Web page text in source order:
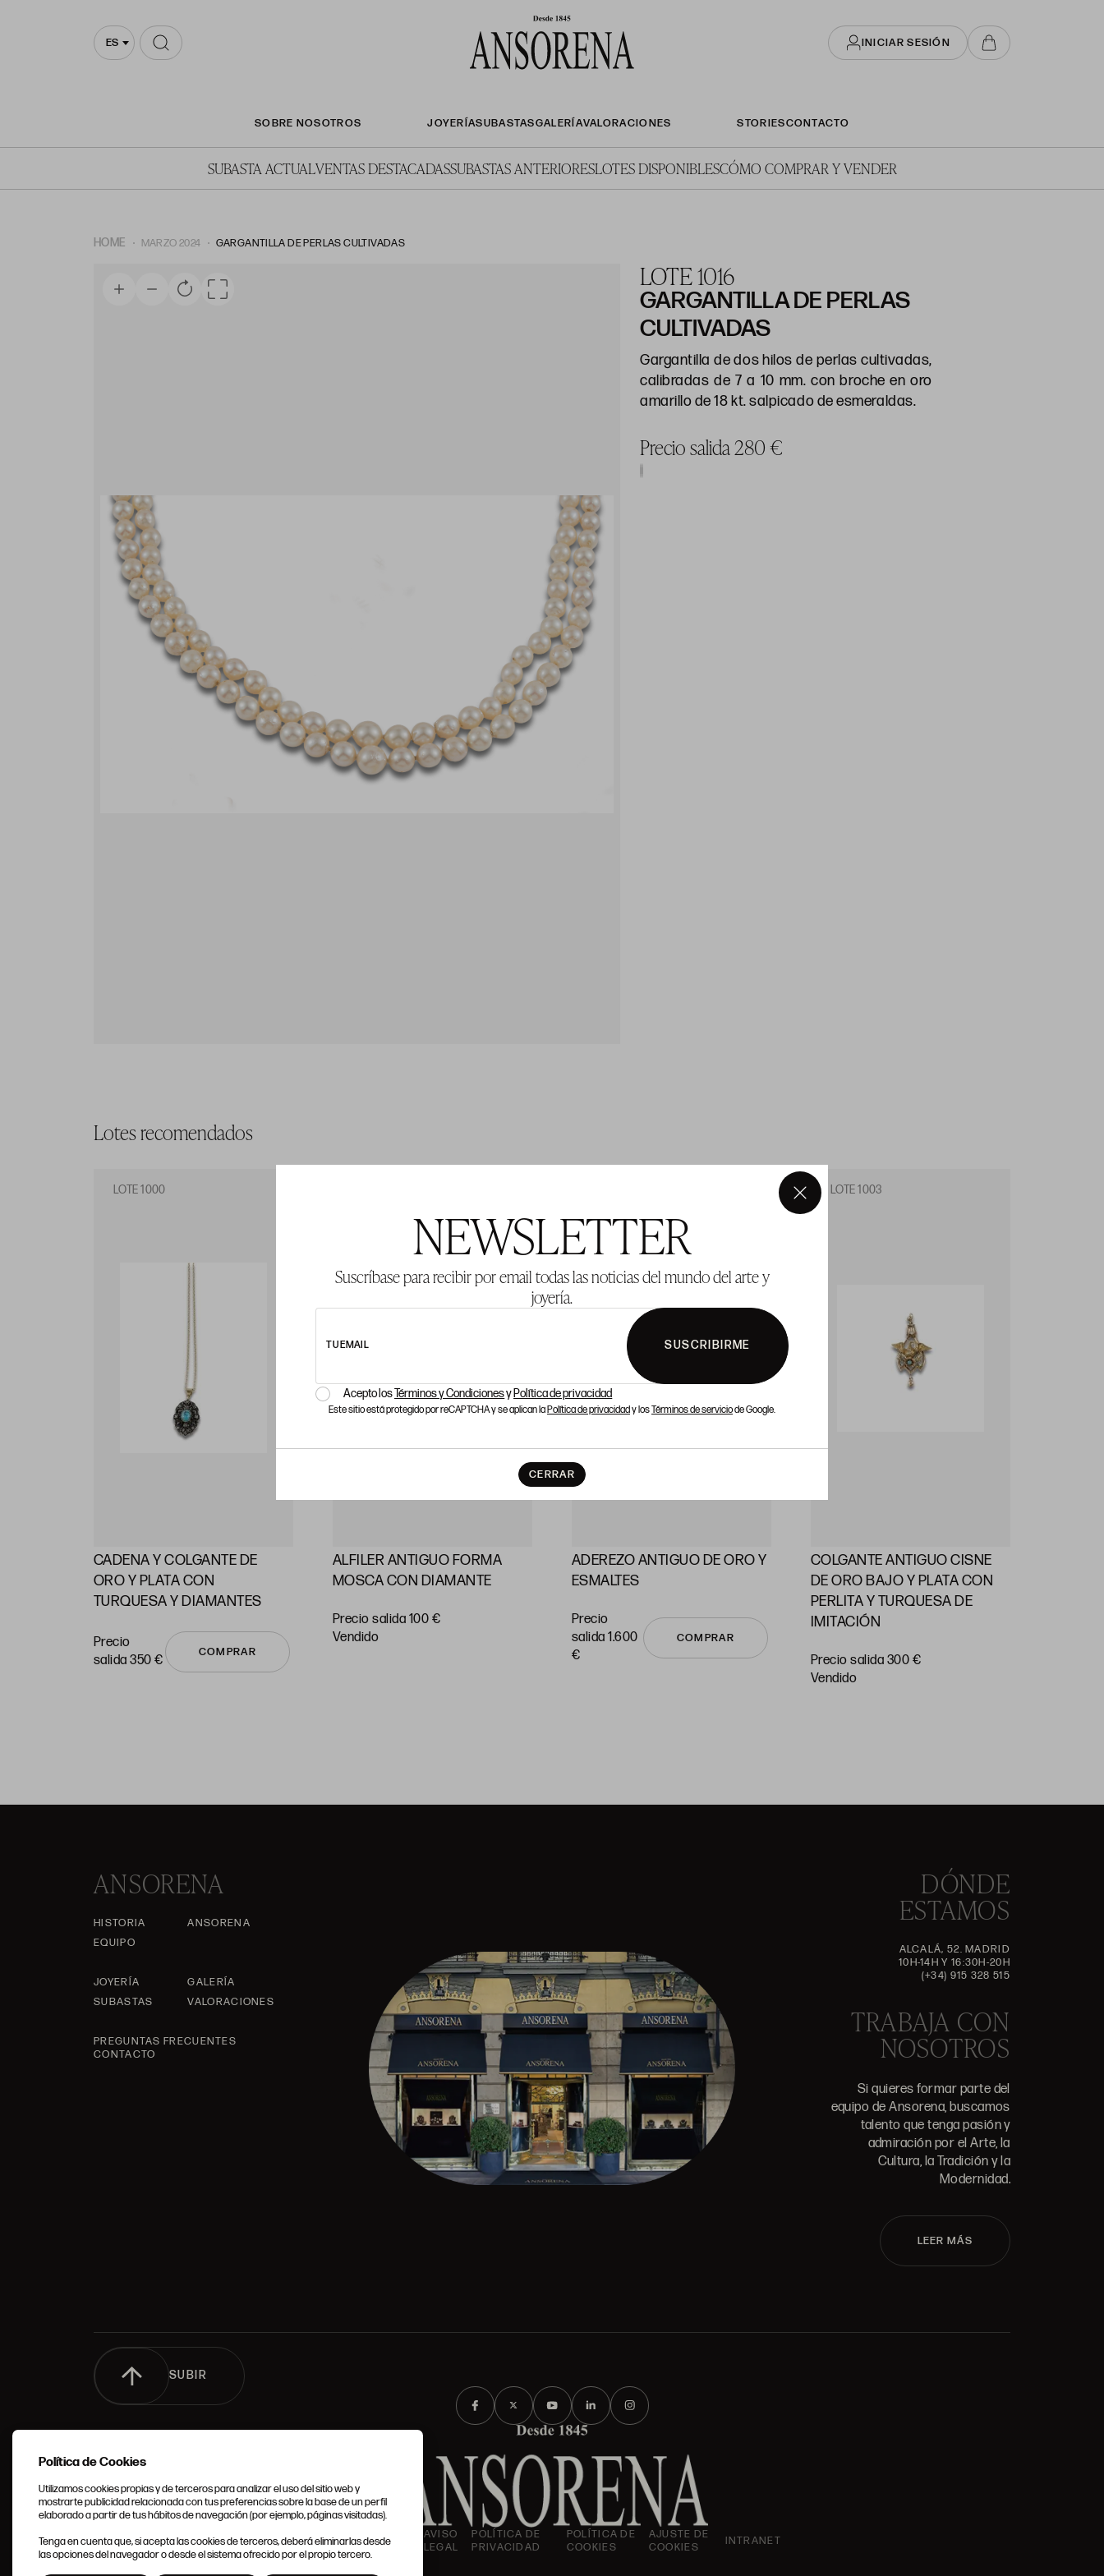
NEWSLETTER
Suscríbase para recibir por email todas las noticias del mundo del arte y
joyería.
TU EMAIL SUSCRIBIRME
Acepto losTérminos y Condicionesy Política de privacidad
Este sitio está protegido por reCAPTCHA y se aplican laPolítica de privacidady losTérminos de serviciode Google.
CERRAR
×
ES INICIAR SESIÓN
SOBRE NOSOTROS JOYERÍASUBASTASGALERÍAVALORACIONES STORIESCONTACTO
SUBASTA ACTUALVENTAS DESTACADASSUBASTAS ANTERIORESLOTES DISPONIBLESCÓMO COMPRAR Y VENDER
HOME MARZO 2024 GARGANTILLA DE PERLAS CULTIVADAS
LOTE 1016
GARGANTILLA DE PERLAS
CULTIVADAS
Gargantilla de dos hilos de perlas cultivadas,
calibradas de 7 a 10 mm. con broche en oro
amarillo de 18 kt. salpicado de esmeraldas.
Precio salida 280 €
Lotes recomendados
LOTE 1000
CADENA Y COLGANTE DE
ORO Y PLATA CON
TURQUESA Y DIAMANTES
Precio
salida 350 €
COMPRAR
ALFILER ANTIGUO FORMA
MOSCA CON DIAMANTE
Precio salida 100 €
vendido
ADEREZO ANTIGUO DE ORO Y
ESMALTES
Precio
salida 1.600
€
COMPRAR
LOTE 1003
COLGANTE ANTIGUO CISNE
DE ORO BAJO Y PLATA CON
PERLITA Y TURQUESA DE
IMITACIÓN
Precio salida 300 €
vendido
ANSORENA
HISTORIA
ANSORENA
EQUIPO
JOYERÍA
GALERÍA
SUBASTAS
VALORACIONES
PREGUNTAS FRECUENTES
CONTACTO
DÓNDE
ESTAMOS
ALCALÁ, 52. MADRID
10H-14H Y 16:30H-20H
(+34) 915 328 515
TRABAJA CON
NOSOTROS
Si quieres formar parte del
equipo de Ansorena, buscamos
talento que tenga pasión y
admiración por el Arte, la
Cultura, la Tradición y la
Modernidad.
LEER MÁS
SUBIR
GENERALES
AVISO
LEGAL
POLÍTICA DE
PRIVACIDAD
POLÍTICA DE
COOKIES
AJUSTE DE
COOKIES
INTRANET
Política de Cookies
Utilizamos cookies propias y de terceros para analizar el uso del sitio web y
mostrarte publicidad relacionada con tus preferencias sobre la base de un perfil
elaborado a partir de tus hábitos de navegación (por ejemplo, páginas visitadas).
Tenga en cuenta que, si acepta las cookies de terceros, deberá eliminarlas desde
las opciones del navegador o desde el sistema ofrecido por el propio tercero.